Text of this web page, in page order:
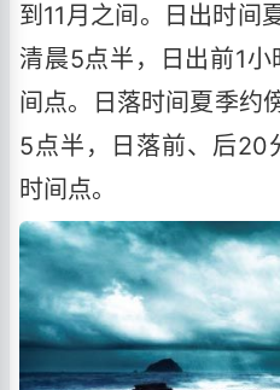
到11月之间。日出时间
清晨5点半，日出前1
间点。日落时间夏季约
5点半，日落前、后20
时间点。